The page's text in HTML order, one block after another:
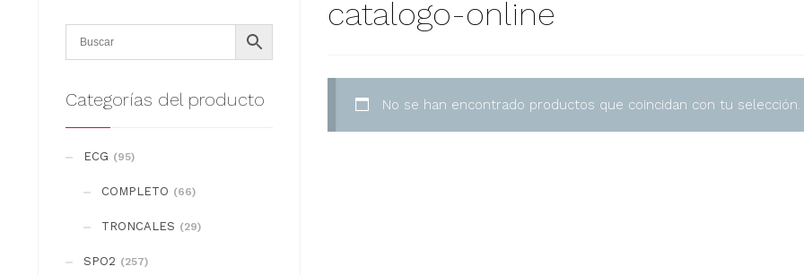
catalogo-online
No se han encontrado productos que coincidan con tu selección.
Categorías del producto
ECG (95)
COMPLETO (66)
TRONCALES (29)
SPO2 (257)